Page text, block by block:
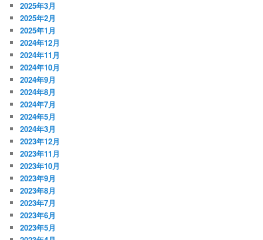
2025年3月
2025年2月
2025年1月
2024年12月
2024年11月
2024年10月
2024年9月
2024年8月
2024年7月
2024年5月
2024年3月
2023年12月
2023年11月
2023年10月
2023年9月
2023年8月
2023年7月
2023年6月
2023年5月